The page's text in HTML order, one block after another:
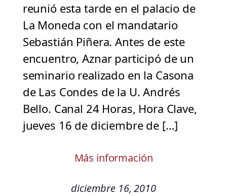
reunió esta tarde en el palacio de
La Moneda con el mandatario
Sebastián Piñera. Antes de este
encuentro, Aznar participó de un
seminario realizado en la Casona
de Las Condes de la U. Andrés
Bello. Canal 24 Horas, Hora Clave,
jueves 16 de diciembre de […]
Más información
diciembre 16, 2010